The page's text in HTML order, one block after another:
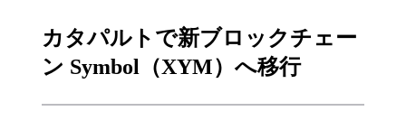
カタパルトで新ブロックチェー
ン Symbol（XYM）へ移行